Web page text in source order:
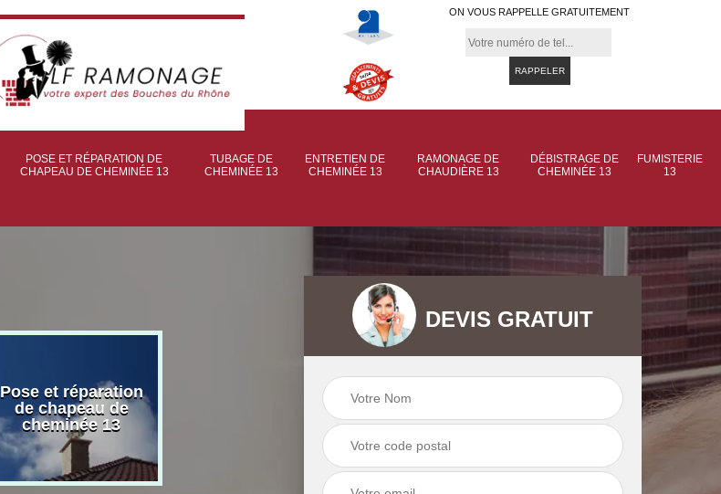
ON VOUS RAPPELLE GRATUITEMENT
POSE ET RÉPARATION DE
CHAPEAU DE CHEMINÉE 13
TUBAGE DE
CHEMINÉE 13
ENTRETIEN DE
CHEMINÉE 13
RAMONAGE DE
CHAUDIÈRE 13
DÉBISTRAGE DE
CHEMINÉE 13
FUMISTERIE
13
Pose et réparation
de chapeau de
cheminée 13
Poseur et pose de
Ramonage de
chaudière 13
Ramonage de
cheminée 13
DEVIS GRATUIT